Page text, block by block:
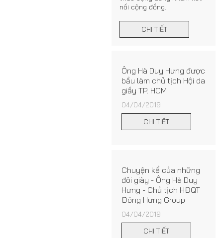
nối cộng đồng.
CHI TIẾT
Ông Hà Duy Hưng được
bầu làm chủ tịch Hội da
giầy TP. HCM
04/04/2019
CHI TIẾT
Chuyện kể của những
đôi giày - Ông Hà Duy
Hưng - Chủ tịch HĐQT
Đông Hưng Group
04/04/2019
CHI TIẾT